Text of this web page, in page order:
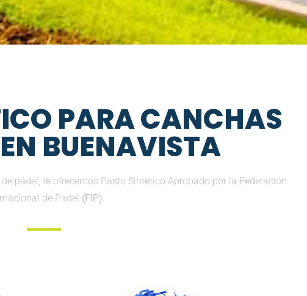
PARA CANCHAS
BUENAVISTA
pádel, te ofrecemos Pasto Sintético Aprobado por la Federación
de Padel (FIP).